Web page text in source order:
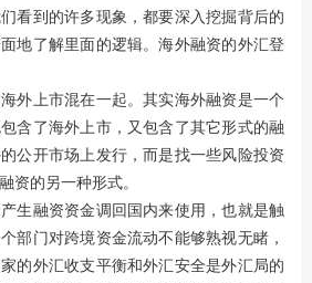
看到的许多现象，都要深入挖掘背后的
地了解里面的逻辑。海外融资的外汇登
外上市混在一起。其实海外融资是一个
含了海外上市，又包含了其它形式的融
公开市场上发行，而是找一些风险投资
资的另一种形式。
生融资资金调回国内来使用，也就是触
部门对跨境资金流动不能够熟视无睹，
的外汇收支平衡和外汇安全是外汇局的